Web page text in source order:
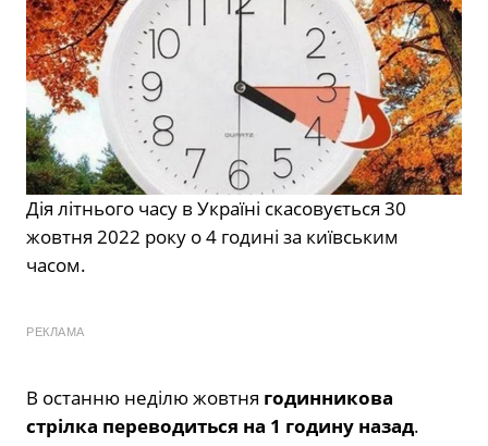
Дія літнього часу в Україні скасовується 30
жовтня 2022 року о 4 годині за київським
часом.
РЕКЛАМА
В останню неділю жовтня годинникова
стрілка переводиться на 1 годину назад.